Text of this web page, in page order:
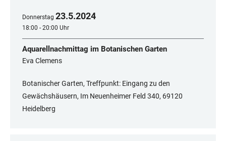
Donnerstag 23.5.2024
18:00 - 20:00 Uhr
Aquarellnachmittag im Botanischen Garten
Eva Clemens
Botanischer Garten, Treffpunkt: Eingang zu den
Gewächshäusern, Im Neuenheimer Feld 340, ​​​​​​​69120
Heidelberg